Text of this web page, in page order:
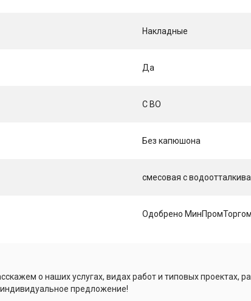
Накладные
Да
С ВО
Без капюшона
смесовая с
Одобрено МинПромТоргом
о наших услугах, видах работ и типовых проектах,
предложение!